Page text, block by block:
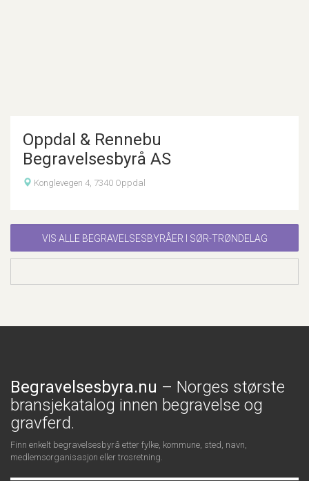
Oppdal & Rennebu
Begravelsesbyrå AS
Konglevegen 4, 7340 Oppdal
VIS ALLE BEGRAVELSESBYRÅER I SØR-TRØNDELAG
Begravelsesbyra.nu – Norges største
bransjekatalog innen begravelse og
gravferd.
Finn enkelt begravelsesbyrå etter fylke, kommune, sted, navn,
medlemsorganisasjon eller trosretning.